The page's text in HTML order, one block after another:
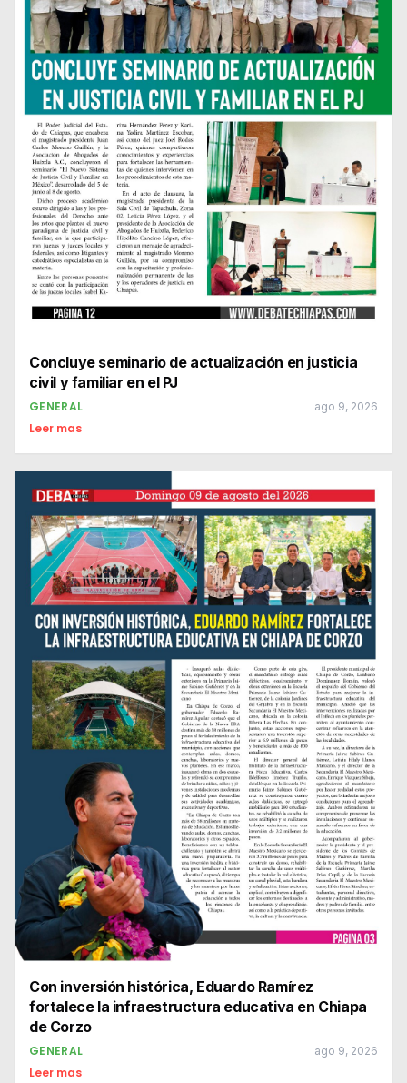
Concluye seminario de actualización en justicia
civil y familiar en el PJ
GENERAL ago 9, 2026
Leer mas
Con inversión histórica, Eduardo Ramírez
fortalece la infraestructura educativa en Chiapa
de Corzo
GENERAL ago 9, 2026
Leer mas